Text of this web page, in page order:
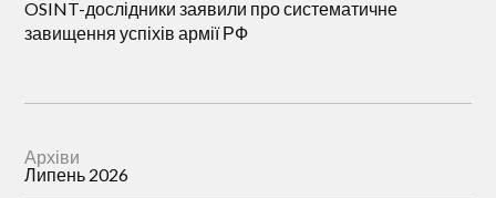
OSINT-дослідники заявили про систематичне
завищення успіхів армії РФ
Архіви
Липень 2026